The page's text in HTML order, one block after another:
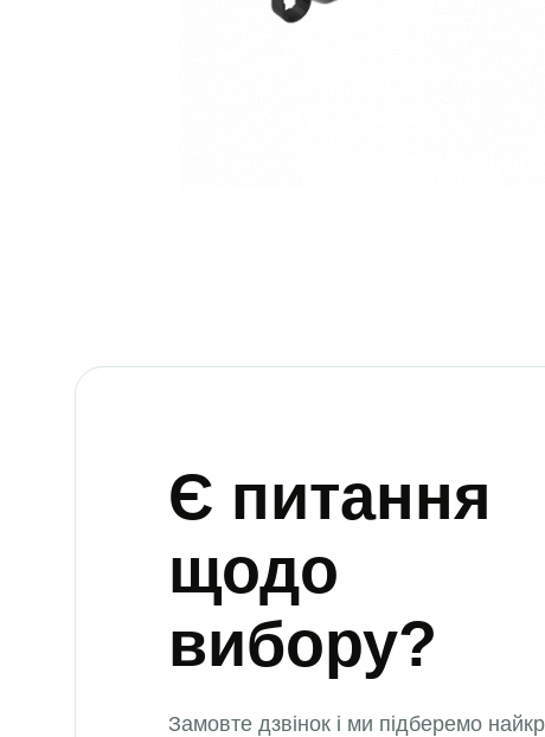
Є питання
щодо
вибору?
Замовте дзвінок і ми підберемо